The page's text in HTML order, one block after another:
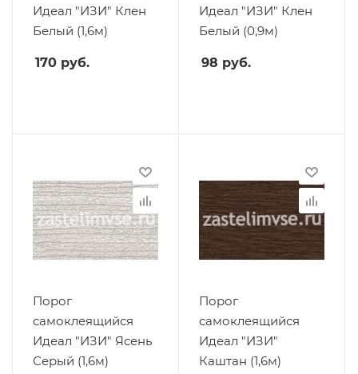
Идеал "ИЗИ" Клен
Белый (1,6м)
170 руб.
Идеал "ИЗИ" Клен
Белый (0,9м)
98 руб.
Порог
самоклеящийся
Идеал "ИЗИ" Ясень
Серый (1,6м)
Порог
самоклеящийся
Идеал "ИЗИ"
Каштан (1,6м)